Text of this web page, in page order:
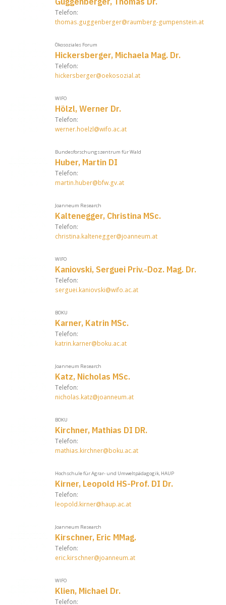
Telefon:
thomas.guggenberger@raumberg-gumpenstein.at
Ökosoziales Forum
Hickersberger, Michaela Mag. Dr.
Telefon:
hickersberger@oekosozial.at
WIFO
Hölzl, Werner Dr.
Telefon:
werner.hoelzl@wifo.ac.at
Bundesforschungszentrum für Wald
Huber, Martin DI
Telefon:
martin.huber@bfw.gv.at
Joanneum Research
Kaltenegger, Christina MSc.
Telefon:
christina.kaltenegger@joanneum.at
WIFO
Kaniovski, Serguei Priv.-Doz. Mag. Dr.
Telefon:
serguei.kaniovski@wifo.ac.at
BOKU
Karner, Katrin MSc.
Telefon:
katrin.karner@boku.ac.at
Joanneum Research
Katz, Nicholas MSc.
Telefon:
nicholas.katz@joanneum.at
BOKU
Kirchner, Mathias DI DR.
Telefon:
mathias.kirchner@boku.ac.at
Hochschule für Agrar- und Umweltpädagogik, HAUP
Kirner, Leopold HS-Prof. DI Dr.
Telefon:
leopold.kirner@haup.ac.at
Joanneum Research
Kirschner, Eric MMag.
Telefon:
eric.kirschner@joanneum.at
WIFO
Klien, Michael Dr.
Telefon: